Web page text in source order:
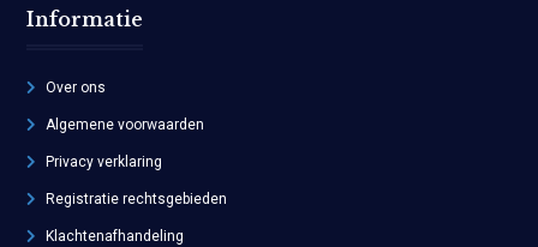
Informatie
Over ons
Algemene voorwaarden
Privacy verklaring
Registratie rechtsgebieden
Klachtenafhandeling